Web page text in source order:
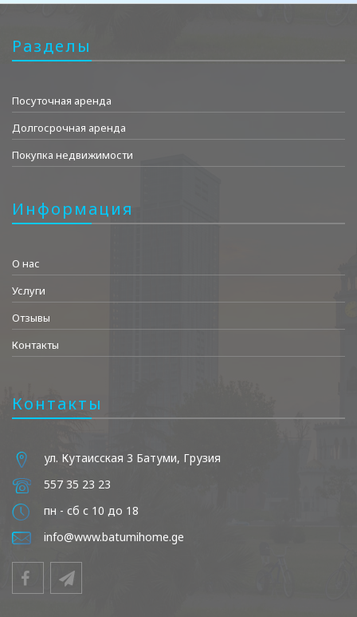
Разделы
Посуточная аренда
Долгосрочная аренда
Покупка недвижимости
Информация
О нас
Услуги
Отзывы
Контакты
Контакты
ул. Кутаисская 3 Батуми, Грузия
557 35 23 23
пн - сб с 10 до 18
info@www.batumihome.ge